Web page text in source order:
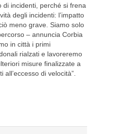
di incidenti, perché si frena
degli incidenti: l’impatto
meno grave. Siamo solo
– annuncia Corbia
in città i primi
rialzati e lavoreremo
misure finalizzate a
all’eccesso di velocità”.